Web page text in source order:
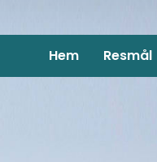
Hem Resmål